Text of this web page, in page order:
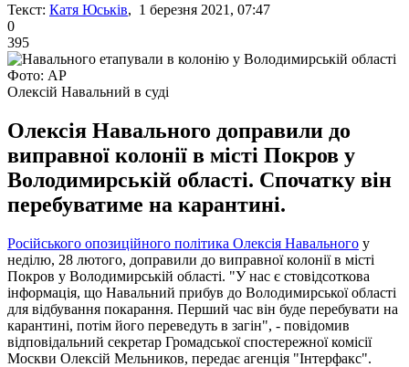
Текст: Катя Юськів, 1 березня 2021, 07:47
0
395
Фото: АР
Олексій Навальний в суді
Олексія Навального доправили до
виправної колонії в місті Покров у
Володимирській області. Спочатку він
перебуватиме на карантині.
Російського опозиційного політика Олексія Навального у
неділю, 28 лютого, доправили до виправної колонії в місті
Покров у Володимирській області. "У нас є стовідсоткова
інформація, що Навальний прибув до Володимирської області
для відбування покарання. Перший час він буде перебувати на
карантині, потім його переведуть в загін", - повідомив
відповідальний секретар Громадської спостережної комісії
Москви Олексій Мельников, передає агенція "Інтерфакс".